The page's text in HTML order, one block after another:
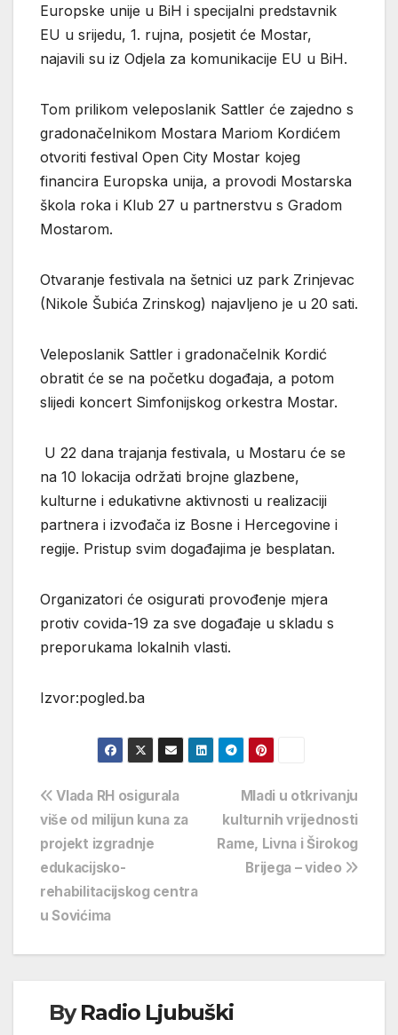
Europske unije u BiH i specijalni predstavnik
EU u srijedu, 1. rujna, posjetit će Mostar,
najavili su iz Odjela za komunikacije EU u BiH.
Tom prilikom veleposlanik Sattler će zajedno s
gradonačelnikom Mostara Mariom Kordićem
otvoriti festival Open City Mostar kojeg
financira Europska unija, a provodi Mostarska
škola roka i Klub 27 u partnerstvu s Gradom
Mostarom.
Otvaranje festivala na šetnici uz park Zrinjevac
(Nikole Šubića Zrinskog) najavljeno je u 20 sati.
Veleposlanik Sattler i gradonačelnik Kordić
obratit će se na početku događaja, a potom
slijedi koncert Simfonijskog orkestra Mostar.
U 22 dana trajanja festivala, u Mostaru će se
na 10 lokacija održati brojne glazbene,
kulturne i edukativne aktivnosti u realizaciji
partnera i izvođača iz Bosne i Hercegovine i
regije. Pristup svim događajima je besplatan.
Organizatori će osigurati provođenje mjera
protiv covida-19 za sve događaje u skladu s
preporukama lokalnih vlasti.
Izvor:pogled.ba
Navigacija
objava
Mladi u otkrivanju
kulturnih vrijednosti
Rame, Livna i Širokog
Brijega – video
Vlada RH osigurala
više od milijun kuna za
projekt izgradnje
edukacijsko-
rehabilitacijskog centra
u Sovićima
ByRadio Ljubuški